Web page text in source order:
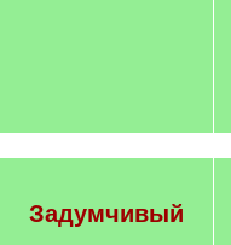
Задумчивый